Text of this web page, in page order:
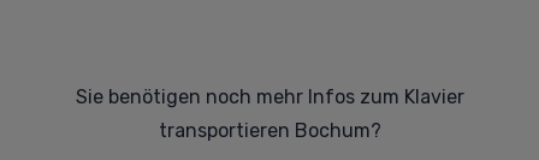
Sie benötigen noch mehr Infos zum Klavier
transportieren Bochum?